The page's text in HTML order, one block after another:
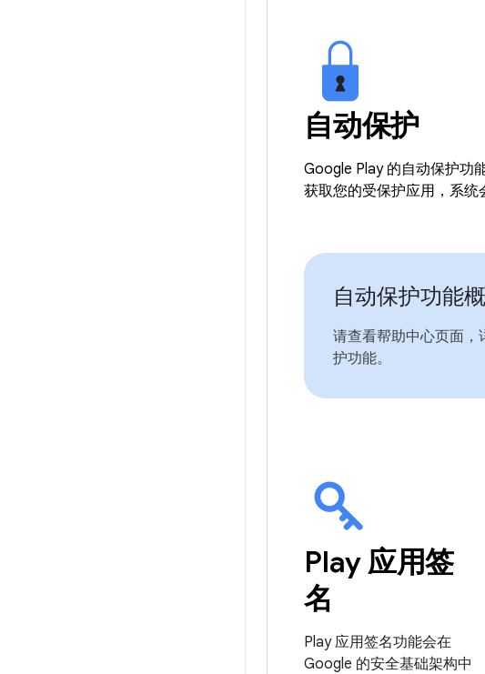
自动保护
Google Play 的自动保护功
获取您的受保护应用，系统
自动保护功能
请查看帮助中心页面，
护功能。
Play 应用签
名
Play 应用签名功能会在
Google 的安全基础架构中